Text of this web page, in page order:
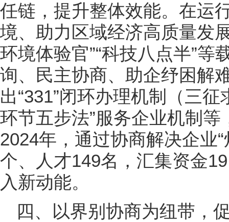
任链，提升整体效能。在运
境、助力区域经济高质量发
环境体验官”“科技八点半”
询、民主协商、助企纾困解
出“331”闭环办理机制（三
环节五步法”服务企业机制
2024年，通过协商解决企业
个、人才149名，汇集资金
入新动能。
四、以界别协商为纽带，